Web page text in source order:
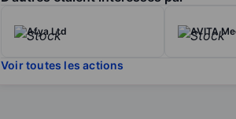
Afya Ltd AVITA
Voir toutes les actions